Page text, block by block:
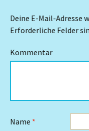
Deine E-Mail-Adresse
Erforderliche Felder
Kommentar
Name *